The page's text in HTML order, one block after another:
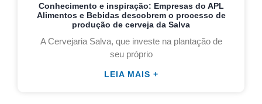
Conhecimento e inspiração: Empresas do APL
Alimentos e Bebidas descobrem o processo de
produção de cerveja da Salva
A Cervejaria Salva, que investe na plantação de
seu próprio
LEIA MAIS +